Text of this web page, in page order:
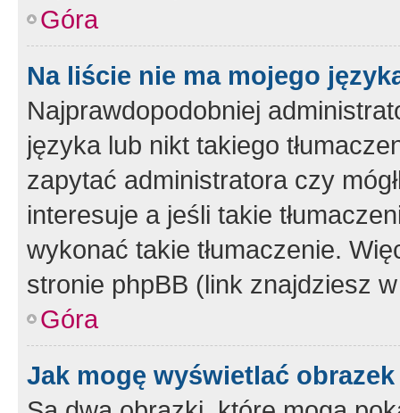
Góra
Na liście nie ma mojego
Najprawdopodobniej
języka lub nikt takiego
zapytać administratora czy
interesuje a jeśli takie
wykonać takie tłumaczenie.
stronie phpBB (link znajdziesz
Góra
Jak mogę wyświetlać